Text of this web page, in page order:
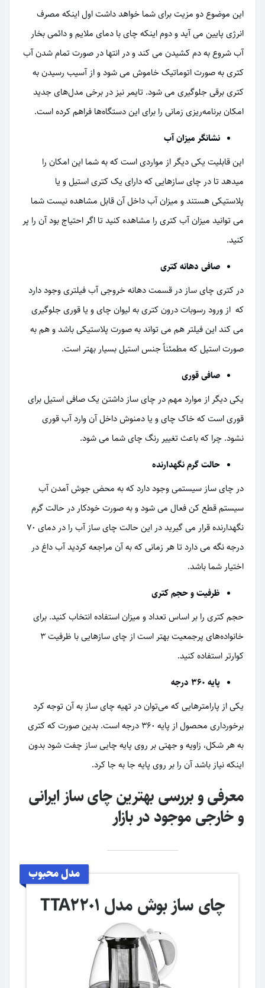
این موضوع دو مزیت برای شما خواهد داشت اول اینکه مصرف
انرژی پایین می آید و دوم اینکه چای با دمای ملایم و دائمی بخار
آب شروع به دم کشیدن می کند و در انتها در صورت تمام شدن آب
کتری به صورت اتوماتیک خاموش می شود و از آسیب رسیدن به
کتری برقی جلوگیری می شود. تایمر نیز در برخی مدل‌های جدید
امکان برنامه‌ریزی زمانی را برای این دستگاه‌ها فراهم کرده است.
نشانگر میزان آب
این قابلیت یکی دیگر از مواردی است که به شما این امکان را
میدهد تا در چای سازهایی که دارای یک کتری استیل و یا
پلاستیکی هستند و میزان آب داخل آن قابل مشاهده نیست شما
می توانید میزان آب کتری را مشاهده کنید تا اگر احتیاج بود آن را پر
کنید.
صافی دهانه کتری
در کتری چای ساز در قسمت دهانه خروجی آب فیلتری وجود دارد
که از ورود رسوبات درون کتری به لیوان چای و یا قوری جلوگیری
می کند این فیلتر هم می تواند به صورت پلاستیکی باشد و هم به
صورت استیل که مطمئناً جنس استیل بسیار بهتر است.
صافی قوری
یکی دیگر از موارد مهم در چای ساز داشتن یک صافی استیل برای
قوری است که خاک چای و یا دمنوش داخل آن وارد آب قوری
نشود. چرا که باعث تغییر رنگ چای شما می شود.
حالت گرم نگهدارنده
در چای ساز سیستمی وجود دارد که به محض جوش آمدن آب
سیستم قطع کن فعال می شود و به صورت خودکار در حالت گرم
نگهدارنده قرار می گیرید در این حالت چای ساز آب را در دمای ۷۰
درجه نگه می دارد تا هر زمانی که به آن مراجعه کردید آب داغ در
اختیار شما باشد.
ظرفیت و حجم کتری
حجم کتری را بر اساس تعداد و میزان استفاده انتخاب کنید. برای
خانواده‌های پرجمعیت بهتر است از چای ساز‌هایی با ظرفیت ۳
کوارتر استفاده کنید.
پایه ۳۶۰ درجه
یکی از پارامترهایی که می‌توان در تهیه چای ساز به آن توجه کرد
برخورداری محصول از پایه ۳۶۰ درجه است. بدین صورت که کتری
به هر شکل، زاویه و جهتی بر روی پایه چایی ساز چفت شود بدون
اینکه نیاز باشد آن را بر روی پایه جا به جا کرد.
معرفی و بررسی بهترین چای ساز ایرانی
و خارجی موجود در بازار
مدل محبوب
چای ساز بوش مدل TTA2201